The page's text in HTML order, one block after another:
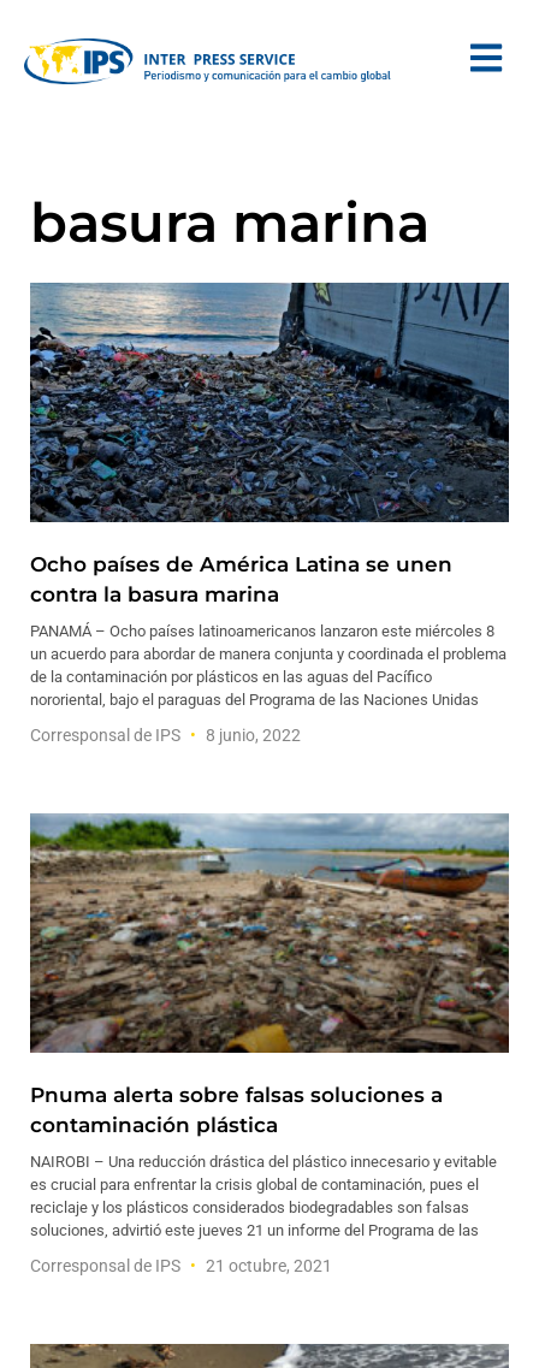
basura marina
Ocho países de América Latina se unen
contra la basura marina
PANAMÁ – Ocho países latinoamericanos lanzaron este miércoles 8
un acuerdo para abordar de manera conjunta y coordinada el problema
de la contaminación por plásticos en las aguas del Pacífico
nororiental, bajo el paraguas del Programa de las Naciones Unidas
Corresponsal de IPS 8 junio, 2022
Pnuma alerta sobre falsas soluciones a
contaminación plástica
NAIROBI – Una reducción drástica del plástico innecesario y evitable
es crucial para enfrentar la crisis global de contaminación, pues el
reciclaje y los plásticos considerados biodegradables son falsas
soluciones, advirtió este jueves 21 un informe del Programa de las
Corresponsal de IPS 21 octubre, 2021